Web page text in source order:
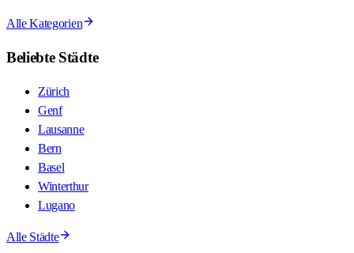
Alle Kategorien
Beliebte Städte
Zürich
Genf
Lausanne
Bern
Basel
Winterthur
Lugano
Alle Städte